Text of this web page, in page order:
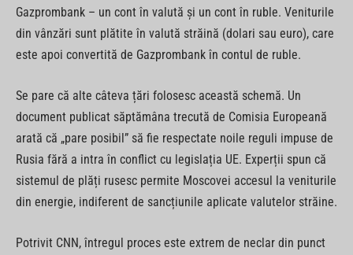
Gazprombank – un cont în valută și un cont în ruble. Veniturile
din vânzări sunt plătite în valută străină (dolari sau euro), care
este apoi convertită de Gazprombank în contul de ruble.
Se pare că alte câteva țări folosesc această schemă. Un
document publicat săptămâna trecută de Comisia Europeană
arată că „pare posibil” să fie respectate noile reguli impuse de
Rusia fără a intra în conflict cu legislația UE. Experții spun că
sistemul de plăți rusesc permite Moscovei accesul la veniturile
din energie, indiferent de sancțiunile aplicate valutelor străine.
Potrivit CNN, întregul proces este extrem de neclar din punct